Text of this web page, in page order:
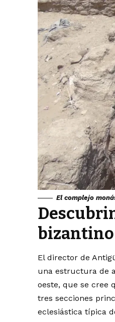
El complejo
bizantino
El director de
una estructura de
oeste, que se cree
tres secciones
eclesiástica típica